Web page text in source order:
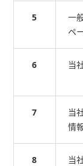
5
一
ペ
6 当
7
当
情
8
当